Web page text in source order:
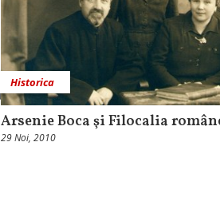
Historica
Arsenie Boca şi Filocalia
29 Noi, 2010